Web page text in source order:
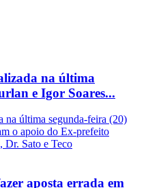
na última
e Igor Soares...
aposta errada em